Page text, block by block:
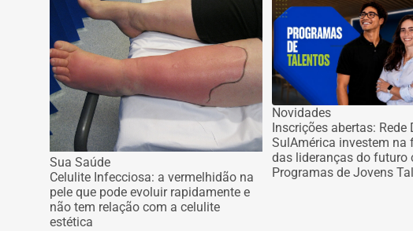
Sua Saúde
Celulite Infecciosa: a vermelhidão na
pele que pode evoluir rapidamente e
não tem relação com a celulite
estética
Novidades
Inscrições abertas: Rede
SulAmérica investem na
das lideranças do futuro
Programas de Jovens